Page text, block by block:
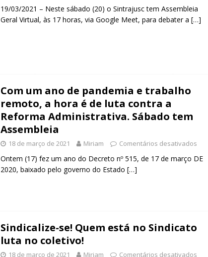
19/03/2021 – Neste sábado (20) o Sintrajusc tem Assembleia
Geral Virtual, às 17 horas, via Google Meet, para debater a […]
Com um ano de pandemia e trabalho
remoto, a hora é de luta contra a
Reforma Administrativa. Sábado tem
Assembleia
18 de março de 2021 Miriam Comentários desativados
Ontem (17) fez um ano do Decreto nº 515, de 17 de março DE
2020, baixado pelo governo do Estado […]
Sindicalize-se! Quem está no Sindicato
luta no coletivo!
18 de março de 2021 Miriam Comentários desativados